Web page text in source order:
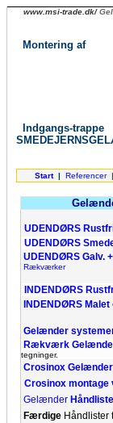
www.msi-trade.dk/
Montering af
Start| Referencer|
UDENDØRS
UDENDØRS
UDENDØRS Galv.
Rækværker
INDENDØRS
INDENDØRSMalet
Gelænder
Rækværk
tegninger.
Crosinox Gelænder
Crosinox montage
Gelænder
Færdige Håndlister